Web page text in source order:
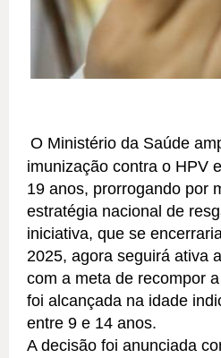
O Ministério da Saúde
imunização contra o HPV
19 anos, prorrogando por
estratégia nacional de
iniciativa, que se
2025, agora seguirá ativa
com a meta de recompor
foi alcançada na idade
entre 9 e 14 anos.
A decisão foi anunciada